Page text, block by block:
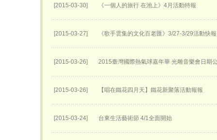
[2015-03-30] 《一個人的旅行 在池上》4月活動特報
[2015-03-27] 《歌手雲集的文化百老匯》3/27-3/29活動快報
[2015-03-26] 2015臺灣國際熱氣球嘉年華 光雕音樂會日期
[2015-03-26] 【唱在鐵花四月天】鐵花新聚落活動報報
[2015-03-24] 台東生活藝術節 4/1全面開始